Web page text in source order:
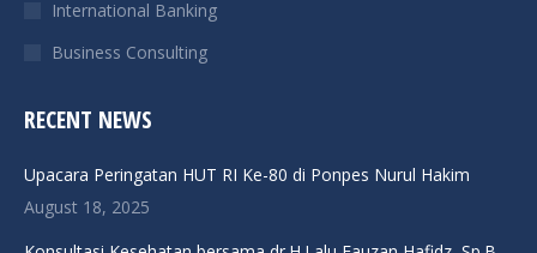
International Banking
Business Consulting
RECENT NEWS
Upacara Peringatan HUT RI Ke-80 di Ponpes Nurul Hakim
August 18, 2025